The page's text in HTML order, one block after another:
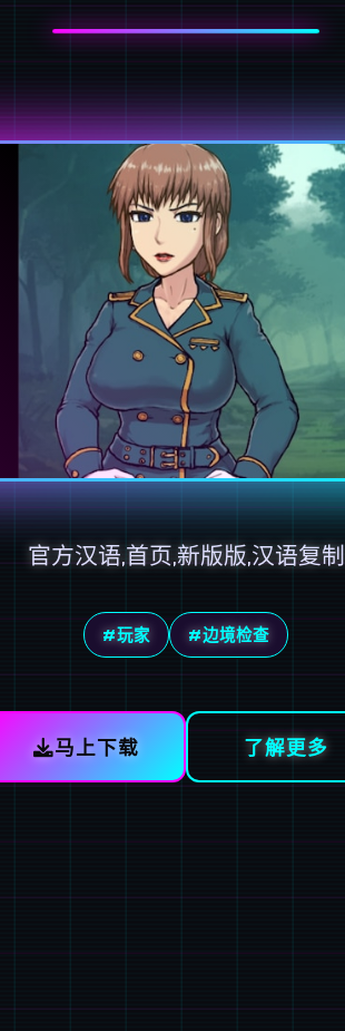
官方汉语,首页,新版版,汉语复制
#玩家 #边境检查
马上下载 了解更多